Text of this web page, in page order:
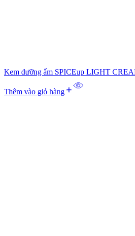
Kem dưỡng ẩm SPICEup LIGHT
Thêm vào giỏ hàng